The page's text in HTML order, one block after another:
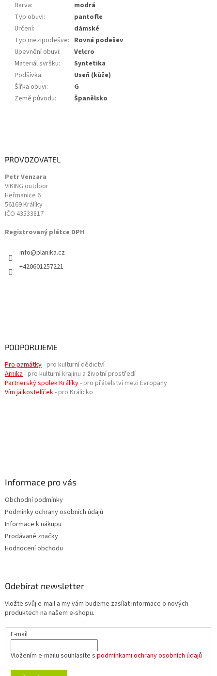
Barva:
modrá
Typ obuvi:
pantofle
Určení:
dámské
Typ mezipodešve: Rovná podešev
Upevnění obuvi:
Velcro
Materiál svršku:
Syntetika
Podšívka:
Useň (kůže)
Šířka obuvi:
G
Země původu: Španělsko
PROVOZOVATEL
Petr Venzara
VIKING outdoor
Heřmanice 6
56169 Králíky
IČO 43533817
Registrovaný plátce DPH
info@planika.cz
+420601257221
PODPORUJEME
Pro památky- pro kulturní dědictví
Arnika- pro kulturní krajinu a životní prostředí
Partnerský spolek Králíky- pro přátelství mezi Evropany
Vím já kostelíček- pro Králicko
Informace pro vás
Obchodní podmínky
Podmínky ochrany osobních údajů
Informace k nákupu
Prodávané značky
Hodnocení obchodu
Odebírat newsletter
Vložte svůj e-mail a my vám budeme zasílat informace o nových
produktech na našem e-shopu.
E-mail
Vložením e-mailu souhlasíte s podmínkami ochrany osobních údajů